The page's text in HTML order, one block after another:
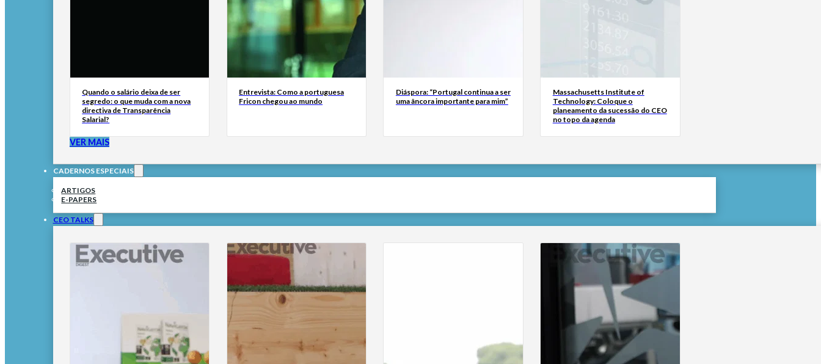
Quando o salário deixa de ser
segredo: o que muda com a nova
directiva de Transparência
Salarial?
Entrevista: Como a portuguesa
Fricon chegou ao mundo
Diáspora: “Portugal continua a ser
uma âncora importante para mim”
Massachusetts Institute of
Technology: Coloque o
planeamento da sucessão do CEO
no topo da agenda
VER MAIS
CADERNOS ESPECIAIS
ARTIGOS
E-PAPERS
CEO TALKS